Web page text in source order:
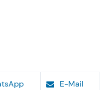
E-Mail